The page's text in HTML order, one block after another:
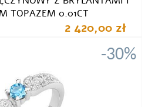
TOPAZEM 0.01CT
2 420,00 zł
-30%